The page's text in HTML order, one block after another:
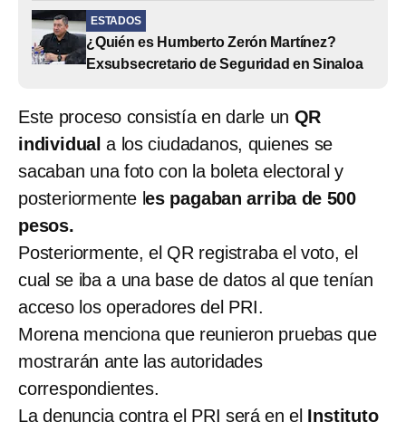
ESTADOS
¿Quién es Humberto Zerón Martínez?
Exsubsecretario de Seguridad en Sinaloa
Este proceso consistía en darle un QR
individual a los ciudadanos, quienes se
sacaban una foto con la boleta electoral y
posteriormente les pagaban arriba de 500
pesos.
Posteriormente, el QR registraba el voto, el
cual se iba a una base de datos al que tenían
acceso los operadores del PRI.
Morena menciona que reunieron pruebas que
mostrarán ante las autoridades
correspondientes.
La denuncia contra el PRI será en el Instituto